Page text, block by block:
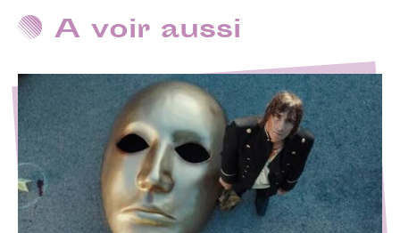
A voir aussi